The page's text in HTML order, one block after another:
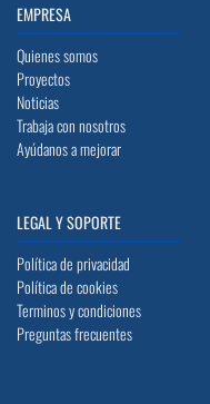
EMPRESA
Quienes somos
Proyectos
Noticias
Trabaja con nosotros
Ayúdanos a mejorar
LEGAL Y SOPORTE
Política de privacidad
Política de cookies
Terminos y condiciones
Preguntas frecuentes